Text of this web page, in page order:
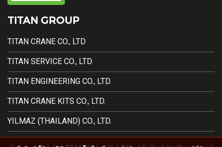
TITAN GROUP
TITAN CRANE CO., LTD
TITAN SERVICE CO., LTD.
TITAN ENGINEERING CO., LTD.
TITAN CRANE KITS CO., LTD.
YILMAZ (THAILAND) CO., LTD.